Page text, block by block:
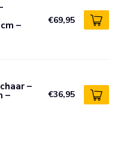
– €69,95
–
– €36,95